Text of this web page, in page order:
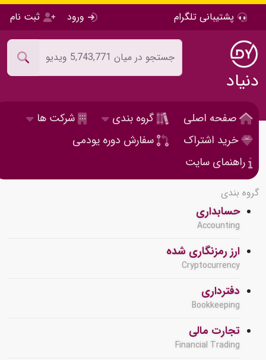
پشتیبانی تلگرام ورود ثبت نام
دنیاد
صفحه اصلی گروه بندی
شرکت ها
خرید اشتراک
سفارش دوره یودمی
راهنمای سایت
گروه بندی
حسابداری
Accounting
ارز رمزنگاری شده
Cryptocurrency
دفترداری
Bookkeeping
تجارت مالی
Financial Trading